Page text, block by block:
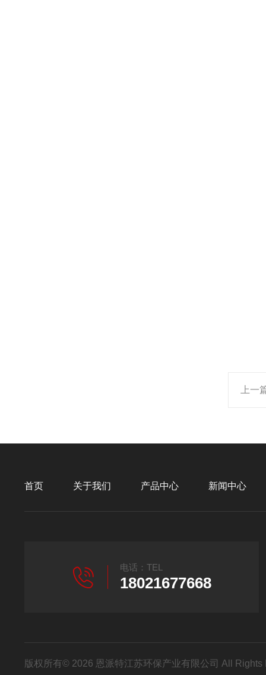
上一
首页 关于我们 产品中心 新闻中心
电话：TEL
18021677668
版权所有© 2026 恩派特江苏环保产业有限公司 All